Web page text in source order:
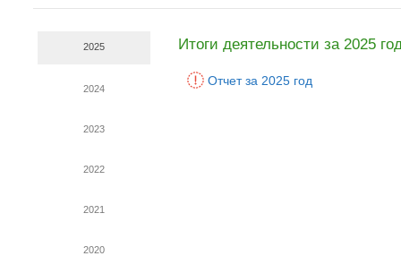
2025
2024
2023
2022
2021
2020
Итоги деятельности за 2025
Отчет за 2025 год